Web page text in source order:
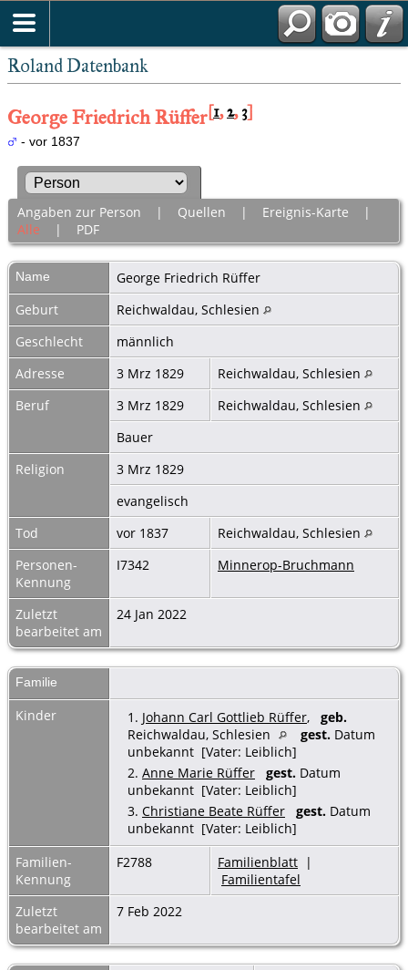
Roland Datenbank
George Friedrich Rüffer[1,2,3]
- vor 1837
Angaben zur Person | Quellen | Ereignis-Karte |
Alle | PDF
Name George Friedrich Rüffer
Geburt
Reichwaldau, Schlesien
Geschlecht
männlich
Adresse
3 Mrz 1829
Reichwaldau, Schlesien
Beruf
3 Mrz 1829
Reichwaldau, Schlesien
Bauer
Religion
3 Mrz 1829
evangelisch
Tod
vor 1837
Reichwaldau, Schlesien
Personen-
Kennung
I7342 Minnerop-Bruchmann
Zuletzt
bearbeitet am
24 Jan 2022
Familie
Kinder 1. Johann Carl Gottlieb Rüffer, geb.
Reichwaldau, Schlesien
gest. Datum
unbekannt [Vater: Leiblich]
2. Anne Marie Rüffer gest. Datum
unbekannt [Vater: Leiblich]
3. Christiane Beate Rüffer gest. Datum
unbekannt [Vater: Leiblich]
Familien-
Kennung
F2788 Familienblatt |
Familientafel
Zuletzt
bearbeitet am
7 Feb 2022